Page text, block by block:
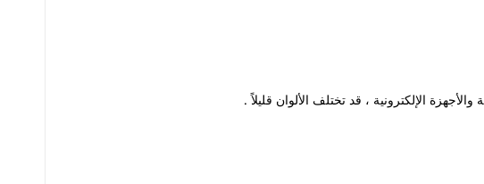
الإلكترونية ، قد تختلف الألوان قليلاً .